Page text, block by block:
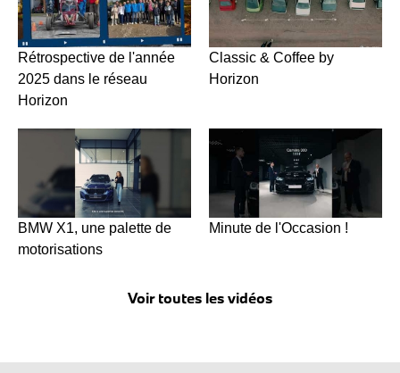
Rétrospective de l'année
2025 dans le réseau
Horizon
Classic & Coffee by
Horizon
BMW X1, une palette de
motorisations
Minute de l'Occasion !
Voir toutes les vidéos